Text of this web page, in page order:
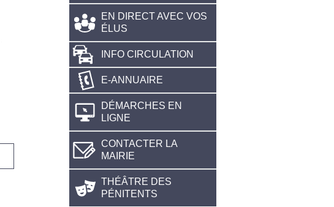
EN DIRECT AVEC VOS
ÉLUS
INFO CIRCULATION
E-ANNUAIRE
DÉMARCHES EN
LIGNE
CONTACTER LA
MAIRIE
THÉÂTRE DES
PÉNITENTS